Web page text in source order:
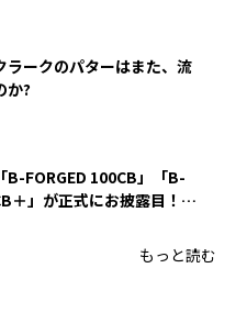
ラークのパターはまた、流
か?
B-FORGED 100CB」「B-
＋」が正式にお披露目！
もっと読む